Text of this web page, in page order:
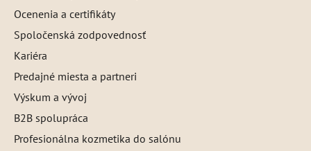
Ocenenia a certifikáty
Spoločenská zodpovednosť
Kariéra
Predajné miesta a partneri
Výskum a vývoj
B2B spolupráca
Profesionálna kozmetika do salónu